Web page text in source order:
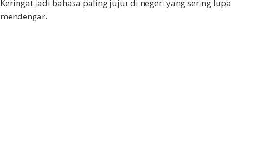
Keringat jadi bahasa paling jujur di negeri yang sering lupa
mendengar.